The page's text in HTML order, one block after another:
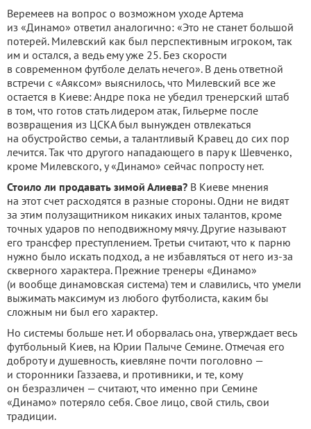
Веремеев на вопрос о возможном уходе Артема
из «Динамо» ответил аналогично: «Это не станет большой
потерей. Милевский как был перспективным игроком, так
им и остался, а ведь ему уже 25. Без скорости
в современном футболе делать нечего». В день ответной
встречи с «Аяксом» выяснилось, что Милевский все же
остается в Киеве: Андре пока не убедил тренерский штаб
в том, что готов стать лидером атак, Гильерме после
возвращения из ЦСКА был вынужден отвлекаться
на обустройство семьи, а талантливый Кравец до сих пор
лечится. Так что другого нападающего в пару к Шевченко,
кроме Милевского, у «Динамо» сейчас попросту нет.
Стоило ли продавать зимой Алиева? В Киеве мнения
на этот счет расходятся в разные стороны. Одни не видят
за этим полузащитником никаких иных талантов, кроме
точных ударов по неподвижному мячу. Другие называют
его трансфер преступлением. Третьи считают, что к парню
нужно было искать подход, а не избавляться от него из-за
скверного характера. Прежние тренеры «Динамо»
(и вообще динамовская система) тем и славились, что умели
выжимать максимум из любого футболиста, каким бы
сложным ни был его характер.
Но системы больше нет. И оборвалась она, утверждает весь
футбольный Киев, на Юрии Палыче Семине. Отмечая его
доброту и душевность, киевляне почти поголовно —
и сторонники Газзаева, и противники, и те, кому
он безразличен — считают, что именно при Семине
«Динамо» потеряло себя. Свое лицо, свой стиль, свои
традиции.